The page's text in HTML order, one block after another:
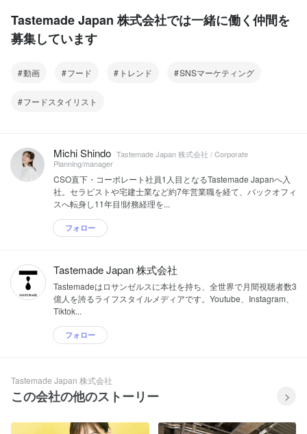
Tastemade Japan 株式会社では一緒に働く仲間を
募集しています
動画 フード トレンド SNSマーケティング
フードスタイリスト
Michi Shindo Tastemade Japan 株式会社 / Corporate
Planning/manager
CSO直下・コーポレート社員1人目となるTastemade Japanへ入
社。セラピストや宅建士業など約7年営業職を経て、バックオフィ
スへ転身し11年目!財務経理を...
フォロー
Tastemade Japan 株式会社
Tastemadeはロサンゼルスに本社を持ち、全世界で月間視聴者数3
億人を誇るライフスタイルメディアです。Youtube、Instagram、
Tiktok...
フォロー
Tastemade Japan 株式会社
この会社の他のストーリー